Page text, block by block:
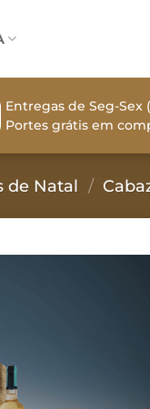
Entregas de Seg-
Portes grátis em
de Natal /